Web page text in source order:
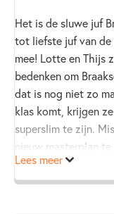
Het is de sluwe juf
tot liefste juf van de
mee! Lotte en Thijs
bedenken om
dat is nog niet zo
klas komt, krijgen
superslim te zijn.
nieuw masterplan te
Maar dan komen ze
plannen met Lucas
Lees meer